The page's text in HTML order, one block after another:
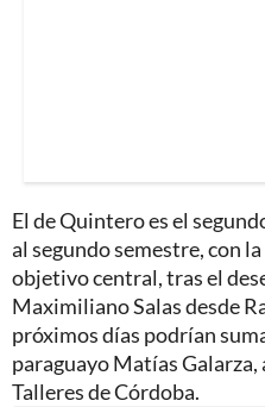
El de Quintero es el
al segundo semestre, con
objetivo central, tras el
Maximiliano Salas desde
próximos días podrían
paraguayo Matías
Talleres de Córdoba.